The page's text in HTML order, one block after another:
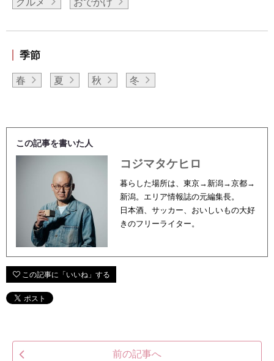
季節
春 夏 秋 冬
この記事を書いた人
コジマタケヒロ
暮らした場所は、東京→新潟→京都→
新潟。エリア情報誌の元編集長。
日本酒、サッカー、おいしいもの大好
きのフリーライター。
前の記事へ